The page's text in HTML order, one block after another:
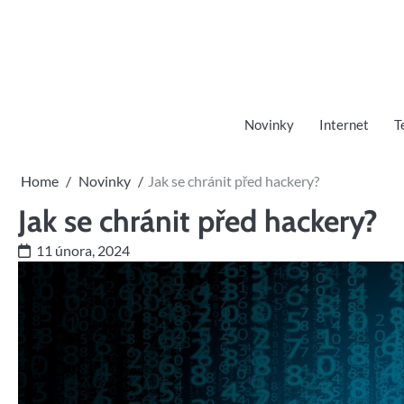
Novinky Internet
Home Novinky Jak se chránit před hackery?
Jak se chránit před hackery?
11 února, 2024